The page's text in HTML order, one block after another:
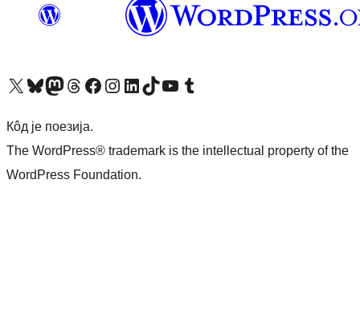
Visit our X (formerly Twitter) account
Посетите наш Bluesky налог
Visit our Mastodon account
Посетите наш налог на Threads-у Visit our Facebook pageПосетите наш Инстаграм налог
Visit our LinkedIn account
Посетите наш TikTok налог
Visit our YouTube channel
Посетите наш Tumblr налог
Кôд је поезија.
The WordPress® trademark is the intellectual property of the
WordPress Foundation.